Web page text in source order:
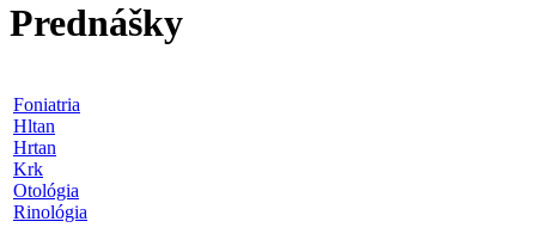
Prednášky
Foniatria
Hltan
Hrtan
Krk
Otológia
Rinológia